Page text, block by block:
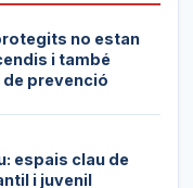
no estan
i també
prevenció
espais clau de
i juvenil